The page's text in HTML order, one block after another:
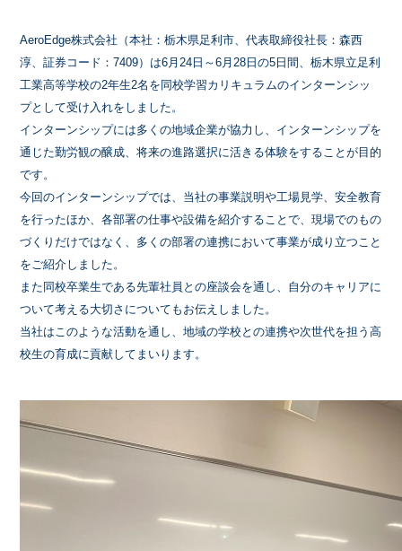
AeroEdge株式会社（本社：栃木県足利市、代表取締役社長：森西
淳、証券コード：7409）は6月24日～6月28日の5日間、栃木県立足利
工業高等学校の2年生2名を同校学習カリキュラムのインターンシッ
プとして受け入れをしました。
インターンシップには多くの地域企業が協力し、インターンシップを
通じた勤労観の醸成、将来の進路選択に活きる体験をすることが目的
です。
今回のインターンシップでは、当社の事業説明や工場見学、安全教育
を行ったほか、各部署の仕事や設備を紹介することで、現場でのもの
づくりだけではなく、多くの部署の連携において事業が成り立つこと
をご紹介しました。
また同校卒業生である先輩社員との座談会を通し、自分のキャリアに
ついて考える大切さについてもお伝えしました。
当社はこのような活動を通し、地域の学校との連携や次世代を担う高
校生の育成に貢献してまいります。